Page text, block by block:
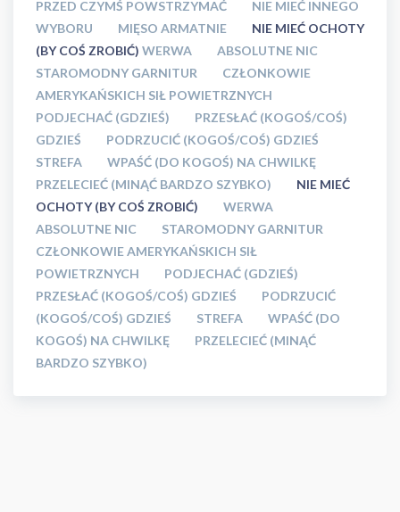
PRZED CZYMŚ POWSTRZYMAĆ
NIE MIEĆ INNEGO
WYBORU
MIĘSO ARMATNIE
NIE MIEĆ OCHOTY
(BY COŚ ZROBIĆ) WERWA
ABSOLUTNE NIC
STAROMODNY GARNITUR
CZŁONKOWIE
AMERYKAŃSKICH SIŁ POWIETRZNYCH
PODJECHAĆ (GDZIEŚ)
PRZESŁAĆ (KOGOŚ/COŚ)
GDZIEŚ
PODRZUCIĆ (KOGOŚ/COŚ) GDZIEŚ
STREFA
WPAŚĆ (DO KOGOŚ) NA CHWILKĘ
PRZELECIEĆ (MINĄĆ BARDZO SZYBKO)
NIE MIEĆ
OCHOTY (BY COŚ ZROBIĆ)
WERWA
ABSOLUTNE NIC
STAROMODNY GARNITUR
CZŁONKOWIE AMERYKAŃSKICH SIŁ
POWIETRZNYCH
PODJECHAĆ (GDZIEŚ)
PRZESŁAĆ (KOGOŚ/COŚ) GDZIEŚ
PODRZUCIĆ
(KOGOŚ/COŚ) GDZIEŚ
STREFA
WPAŚĆ (DO
KOGOŚ) NA CHWILKĘ
PRZELECIEĆ (MINĄĆ
BARDZO SZYBKO)